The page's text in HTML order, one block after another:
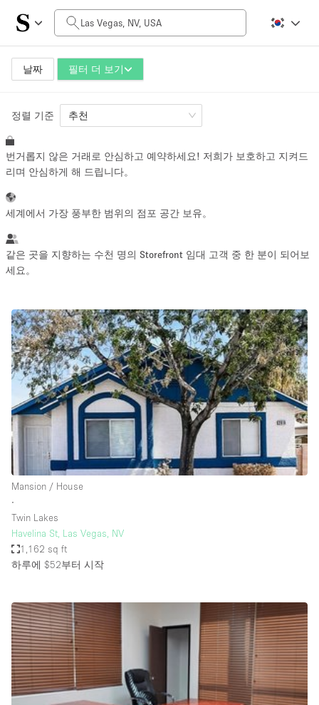
날짜 필터 더 보기
일일 비용
$0
공간 크기
100 sq ft 5000+ sq ft
~ 13 명
Photo
Shooting
Conference Meeting Office Shop Share
공간 유형
Advertisement Space
Art Gallery
Atelier / Workshop Studio
Boat
Boutique / Shop
Conference Room
Container
Creative Space
정렬 기준 추천
번거롭지 않은 거래로 안심하고 예약하세요! 저희가 보호하고 지켜드
리며 안심하게 해 드립니다。
세계에서 가장 풍부한 범위의 점포 공간 보유。
같은 곳을 지향하는 수천 명의 Storefront 임대 고객 중 한 분이 되어보
세요。
Mansion / House
∙
Twin Lakes
Havelina St, Las Vegas, NV
1,162 sq ft
하루에 $52부터 시작